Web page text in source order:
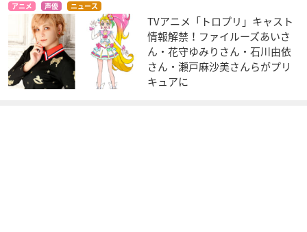
UTOPA
クイ
珈琲いかがでしょう
雅
15歳、今日から同棲
はじめます。
真木日和
アニメ 声優 ニュース
TVアニメ「トロプリ」キャスト
情報解禁！ファイルーズあいさ
ん・花守ゆみりさん・石川由依
さん・瀬戸麻沙美さんらがプリ
キュアに